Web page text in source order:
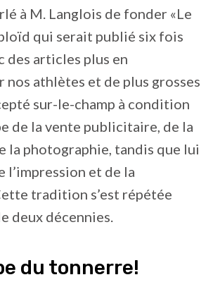
à M. Langlois de fonder «Le
qui serait publié six fois
des articles plus en
nos athlètes et de plus grosses
sur-le-champ à condition
de la vente publicitaire, de la
la photographie, tandis que lui
l’impression et de la
tradition s’est répétée
deux décennies.
du tonnerre!